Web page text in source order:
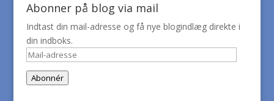
Abonner på blog via mail
Indtast din mail-adresse og få nye blogindlæg direkte i
din indboks.
Mail-
adresse
Abonnér